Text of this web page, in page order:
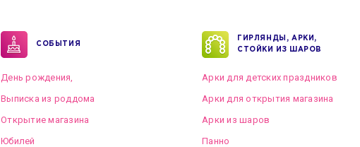
СОБЫТИЯ
День рождения,
Выписка из роддома
Открытие магазина
Юбилей
ГИРЛЯНДЫ, АРКИ,
СТОЙКИ ИЗ ШАРОВ
Арки для детских праздников
Арки для открытия магазина
Арки из шаров
Панно